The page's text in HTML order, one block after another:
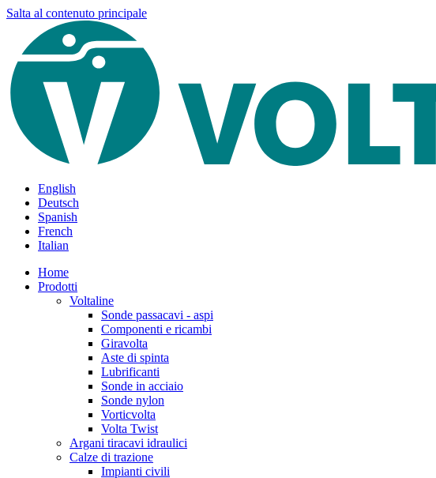
Salta al contenuto principale
English
Deutsch
Spanish
French
Italian
Home
Prodotti
Voltaline
Sonde passacavi - aspi
Componenti e ricambi
Giravolta
Aste di spinta
Lubrificanti
Sonde in acciaio
Sonde nylon
Vorticvolta
Volta Twist
Argani tiracavi idraulici
Calze di trazione
Impianti civili